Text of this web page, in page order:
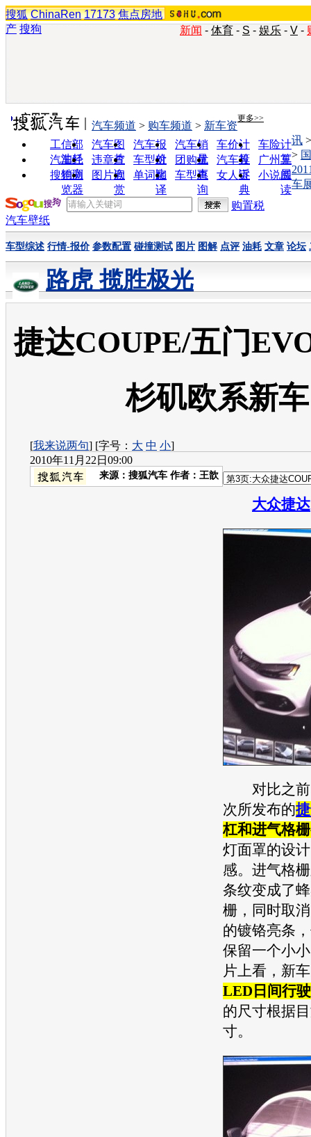
搜狐 ChinaRen 17173 焦点房地
产 搜狗 新闻 - 体育 - S - 娱乐 - V -
实用工具 更多>>
工信部
油耗
汽车图
片
汽车报
价
汽车销
量
车价计
算
车险计
算
汽车经
销商
违章查
询
车型对
比
团购优
惠
汽车投
诉
广州车
展
搜狗浏
览器
图片欣
赏
单词翻
译
车型查
询
女人宝
典
小说阅
读
汽车频道 > 购车频道 > 新车资
讯
>
车
购置税
汽车壁纸
车型综述 行情-报价 参数配置 碰撞测试 图片 图解 点评 油耗 文章 论坛
路虎 揽胜极光
捷达COUPE/五门
杉矶欧系新车
[我来说两句] [字号： 大 中 小]
2010年11月22日09:00
来源： 搜狐汽车 作者：王歆
大众捷达
对比之前
次所发布的
杠和进气格
灯面罩的设
感。进气格
条纹变成了
栅，同时取
的镀铬亮条
保留一个小
片上看， 新车
LED日间行
的尺寸根据
寸。